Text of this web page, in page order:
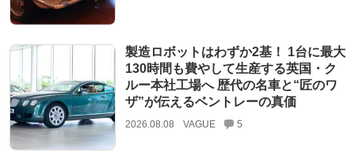
製造ロボットはわずか2基！ 1台に最大
130時間も費やして生産する英国・ク
ルー本社工場へ 歴代の名車と“匠のワ
ザ”が伝えるベントレーの真価
2026.08.08 VAGUE 5